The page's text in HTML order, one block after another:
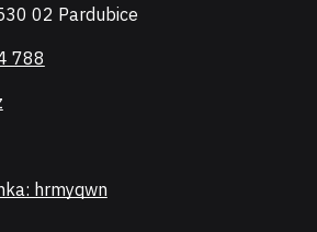
02 Pardubice
788
hrmyqwn